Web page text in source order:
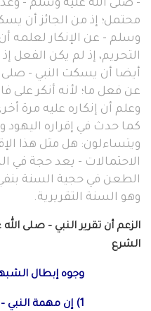
- صلى الله عليه وسلم -
محتمل؛ إذ من الجائز أن
وسلم - عن الإنكار لعلمه
التحريم، إذ لم يكن الفعل
أيضا أن يسكت النبي - صلى
عن فعل ما؛ لأنه أنكر على
وعلم أن إنكاره عليه مرة
كما حدث في إقراره
ويتساءلون: هل مثل هذا
الاحتمالات - يعد حجة في
الطعن في حجية السنة
وهو السنة التقريرية.
الزعم أن تقرير النبي – صلى
الشرع
وجوه إبطال
1) إن مهمة